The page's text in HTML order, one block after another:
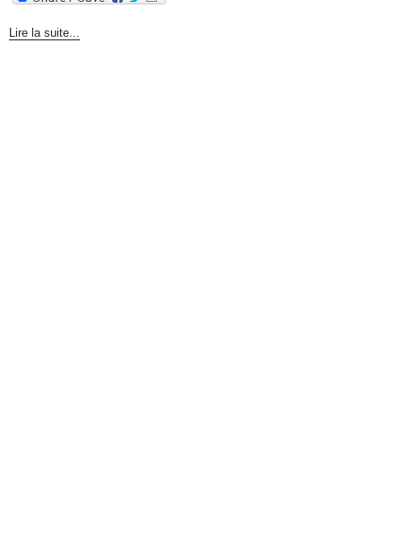
Lire la suite...